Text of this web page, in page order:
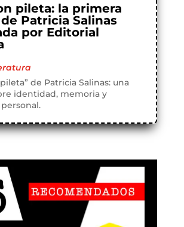
pileta: la primera
Patricia Salinas
por Editorial
de Patricia Salinas: una
identidad, memoria y